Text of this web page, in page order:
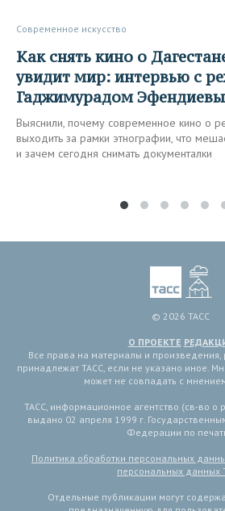
Современное искусство
Как снять кино о Дагестане, которое
увидит мир: интервью с
Гаджимурадом
Выяснили, почему современное кино о
выходить за рамки этнографии, что
и зачем сегодня снимать документалки
© 2026 ТАСС
О ПРОЕКТЕ
Все права на материалы и
принадлежат ТАСС, если не указано иное.
может не совпадать с
ТАСС, информационное агентство (св-во о
выдано 02 апреля 1999 г.
Федерации по
Политика обработки персональных
персональных данных
Отдельные публикации могут